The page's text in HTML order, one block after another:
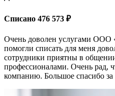
Списано 476 573 ₽
Очень доволен услугами
помогли списать для меня
сотрудники приятны в
профессионалами. Очень рад,
компанию. Большое спасибо за